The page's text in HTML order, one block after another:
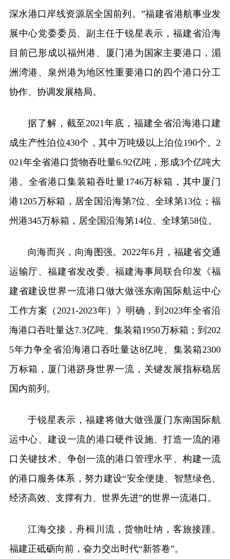
深水港口岸线资源居全国前列。”福建省港航事业发
展中心党委委员、副主任于锐星表示，福建省沿海
目前已形成以福州港、厦门港为国家主要港口，湄
洲湾港、泉州港为地区性重要港口的四个港口分工
协作、协调发展格局。
据了解，截至2021年底，福建全省沿海港口建
成生产性泊位430个，其中万吨级以上泊位190个。2
021年全省港口货物吞吐量6.92亿吨，形成3个亿吨大
港。全省港口集装箱吞吐量1746万标箱，其中厦门
港1205万标箱，居全国沿海第7位、全球第13位；福
州港345万标箱，居全国沿海第14位、全球第58位。
向海而兴，向海图强。2022年6月，福建省交通
运输厅、福建省发改委、福建海事局联合印发《福
建省建设世界一流港口做大做强东南国际航运中心
工作方案（2021-2023年）》明确，到2023年全省沿
海港口吞吐量达7.3亿吨、集装箱1950万标箱；到202
5年力争全省沿海港口吞吐量达8亿吨、集装箱2300
万标箱，厦门港跻身世界一流，关键发展指标稳居
国内前列。
于锐星表示，福建将做大做强厦门东南国际航
运中心、建设一流的港口硬件设施、打造一流的港
口关键技术、争创一流的港口管理水平、构建一流
的港口服务体系，努力建设“安全便捷、智慧绿色、
经济高效、支撑有力、世界先进”的世界一流港口。
江海交接，舟楫川流，货物吐纳，客旅接踵。
福建正砥砺向前，奋力交出时代“新答卷”。